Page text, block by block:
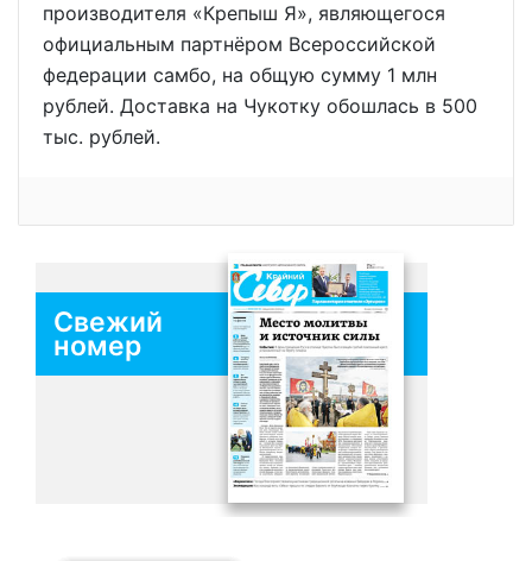
производителя «Крепыш Я», являющегося
официальным партнёром Всероссийской
федерации самбо, на общую сумму 1 млн
рублей. Доставка на Чукотку обошлась в 500
тыс. рублей.
Свежий
номер